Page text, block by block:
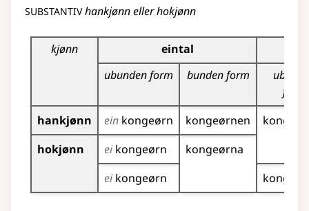
substantivhankjønn eller hokjønn
Bøyningstabell for dette substantivet
kjønn
eintal
ubunden form
bunden form
form
hankjønn
ein kongeørn kongeørnen
hokjønn
ei kongeørn
kongeørna
ei kongeørn